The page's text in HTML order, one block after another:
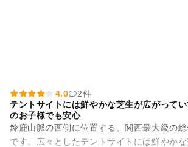
4.0
2件
テントサイトには鮮やかな芝生が広がって
のお子様でも安心
鈴鹿山脈の西側に位置する、関西最大級の
です。広々としたテントサイトには鮮やか